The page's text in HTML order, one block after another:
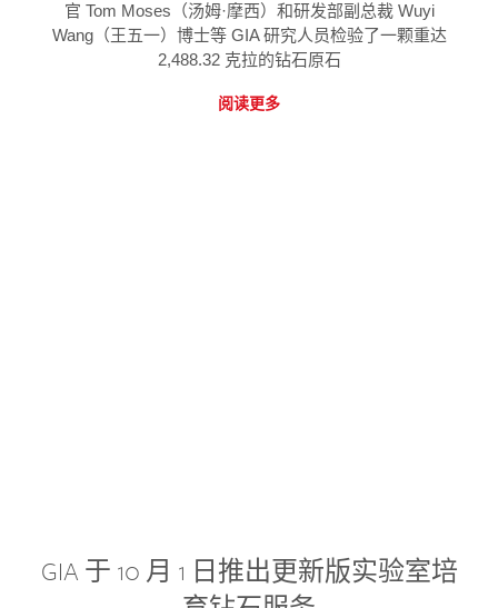
官 Tom Moses（汤姆·摩西）和研发部副总裁 Wuyi
Wang（王五一）博士等 GIA 研究人员检验了一颗重达
2,488.32 克拉的钻石原石
阅读更多
GIA 于 10 月 1 日推出更新版实验室培